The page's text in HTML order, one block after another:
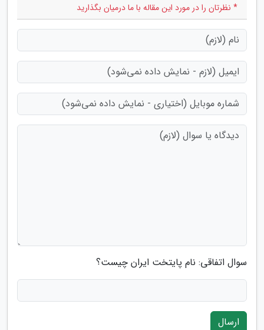
* نظرتان را در مورد این مقاله با ما درمیان بگذارید
سوال اتفاقی: نام پایتخت ایران چیست؟
ارسال